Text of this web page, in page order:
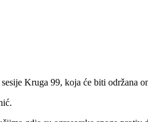
Kruga 99, koja će biti održana